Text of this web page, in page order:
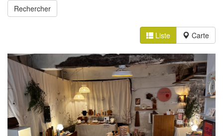
Liste Carte